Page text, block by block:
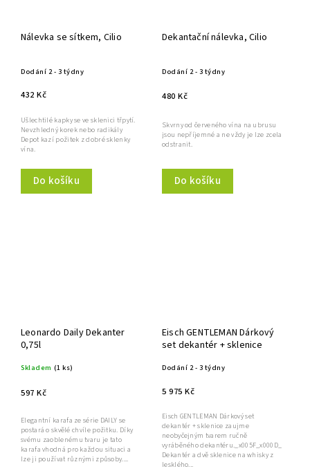
Nálevka se sítkem, Cilio
Dodání 2 - 3 týdny
432 Kč
Do košíku
Ušlechtilé kapky se ve sklenici třpytí.
Nevzhledný korek nebo radikály
Depot kazí požitek z dobré sklenky
vína.
Dekantační nálevka, Cilio
Dodání 2 - 3 týdny
480 Kč
Do košíku
Skvrny od červeného vína na ubrusu
jsou nepříjemné a ne vždy je lze zcela
odstranit.
Leonardo Daily Dekanter
0,75l
Skladem (1 ks)
597 Kč
Elegantní karafa ze série DAILY se
postará o skvělé chvíle požitku. Díky
svému zaoblenému tvaru je tato
karafa vhodná pro každou situaci a
lze ji používat různými způsoby....
Eisch GENTLEMAN Dárkový
set dekantér + sklenice
Dodání 2 - 3 týdny
5 975 Kč
Eisch GENTLEMAN Dárkový set
dekantér + sklenice zaujme
neobyčejným tvarem ručně
vyráběného dekantéru._x005F_x000D_
Dekantér a dvě sklenice na whisky z
lesklého...